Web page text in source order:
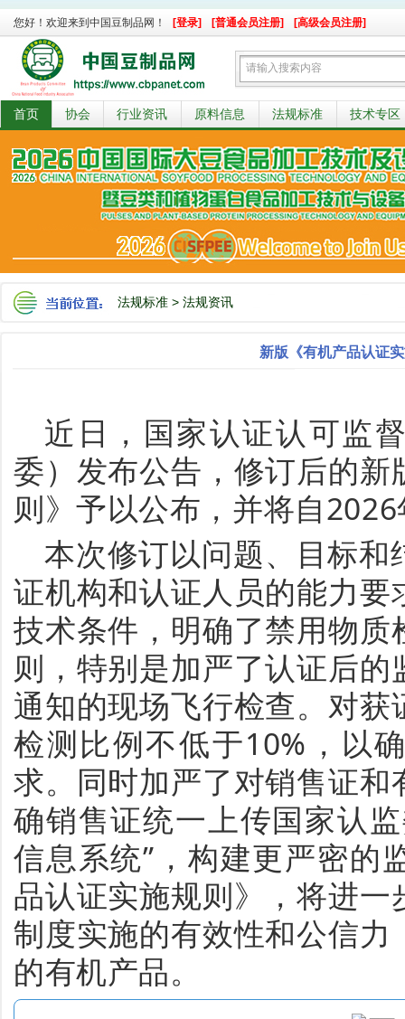
您好！欢迎来到中国豆制品网！ [登录] [普通会员注册] [高级会员注册]
首页 协会 行业资讯 原料信息 法规标准 技术专区
法规标准 > 法规资讯
新版《有机产品认证
近日，国家认证认可监
委）发布公告， 修订后的新
则》予以公布， 并将自
本次修订以问题、目标
证机构和认证人员的能力
技术条件，明确了禁用物
则，特别是加严了认证后
通知的现场飞行检查。对
检测比例不低于10% ，以
求。同时加严了对销售证
确销售证统一上传国家认
信息系统”，构建更严密的
品认证实施规则》，将进
制度实施的有效性和公信
的有机产品。